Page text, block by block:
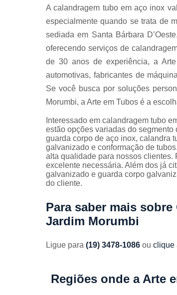
A calandragem tubo em aço inox
especialmente quando se trata de
sediada em Santa Bárbara
oferecendo serviços de
de 30 anos de experiência, a
automotivas, fabricantes de
Se você busca por soluções
Morumbi, a Arte em Tubos é a
Interessado em calandragem tubo
estão opções variadas do
guarda corpo de aço inox, calandra
galvanizado e conformação de
alta qualidade para nossos clientes.
excelente necessária. Além dos já
galvanizado e guarda corpo
do cliente.
Para saber mais
Jardim Morumbi
Ligue para (19) 3478-1086 ou clique
Regiões onde a Arte